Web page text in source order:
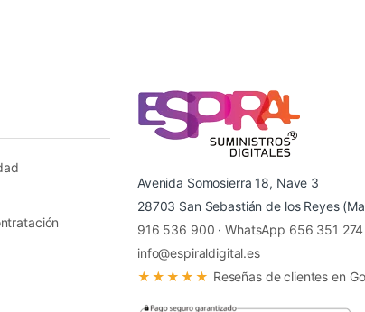
Avenida Somosierra 18, Nave 3
28703 San Sebastián de los Reyes
916 536 900 ·WhatsApp 656 351 274
info@espiraldigital.es
★★★★★ Reseñas de clientes en